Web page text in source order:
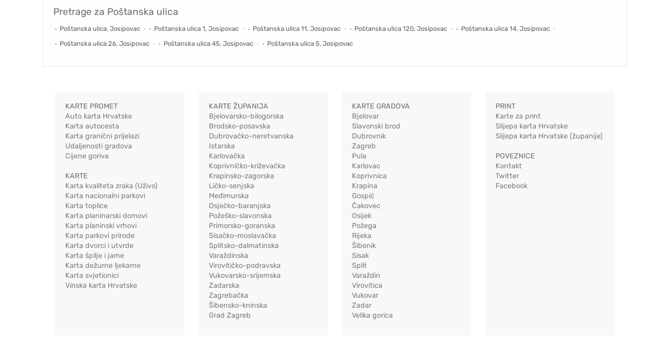
Pretrage za Poštanska ulica
Poštanska ulica, Josipovac Poštanska ulica 1, Josipovac Poštanska ulica 11, Josipovac Poštanska ulica 120, Josipovac
Poštanska ulica 14, Josipovac
Poštanska ulica 26, Josipovac
Poštanska ulica 45, Josipovac Poštanska ulica 5, Josipovac
KARTE PROMET
Auto karta Hrvatske
Karta autocesta
Karta granični prijelazi
Udaljenosti gradova
Cijene goriva
KARTE
Karta kvaliteta zraka (Uživo)
Karta nacionalni parkovi
Karta toplice
Karta planinarski domovi
Karta planinski vrhovi
Karta parkovi prirode
Karta dvorci i utvrde
Karta špilje i jame
Karta dežurne ljekarne
Karta svjetionici
Vinska karta Hrvatske
KARTE ŽUPANIJA
Bjelovarsko-bilogorska
Brodsko-posavska
Dubrovačko-neretvanska
Istarska
Karlovačka
Koprivničko-križevačka
Krapinsko-zagorska
Ličko-senjska
Međimurska
Osječko-baranjska
Požeško-slavonska
Primorsko-goranska
Sisačko-moslavačka
Splitsko-dalmatinska
Varaždinska
Virovitičko-podravska
Vukovarsko-srijemska
Zadarska
Zagrebačka
Šibensko-kninska
Grad Zagreb
KARTE GRADOVA
Bjelovar
Slavonski brod
Dubrovnik
Zagreb
Pula
Karlovac
Koprivnica
Krapina
Gospić
Čakovec
Osijek
Požega
Rijeka
Šibenik
Sisak
Split
Varaždin
Virovitica
Vukovar
Zadar
Velika gorica
PRINT
Karte za print
Slijepa karta Hrvatske
Slijepa karta Hrvatske (županije)
POVEZNICE
Kontakt
Twitter
Facebook